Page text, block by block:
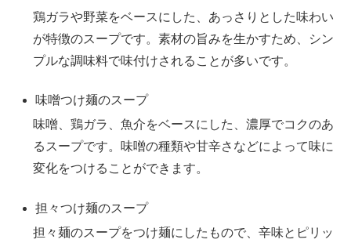
鶏ガラや野菜をベースにした、あっさりとした味わい
が特徴のスープです。素材の旨みを生かすため、シン
プルな調味料で味付けされることが多いです。
味噌つけ麺のスープ
味噌、鶏ガラ、魚介をベースにした、濃厚でコクのあ
るスープです。味噌の種類や甘辛さなどによって味に
変化をつけることができます。
担々つけ麺のスープ
担々麺のスープをつけ麺にしたもので、辛味とピリッ